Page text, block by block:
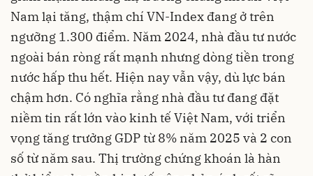
Nam lại tăng, thậm chí VN-Index đang ở trên
ngưỡng 1.300 điểm. Năm 2024, nhà đầu tư nước
ngoài bán ròng rất mạnh nhưng dòng tiền trong
nước hấp thu hết. Hiện nay vẫn vậy, dù lực bán
chậm hơn. Có nghĩa rằng nhà đầu tư đang đặt
niềm tin rất lớn vào kinh tế Việt Nam, với triển
vọng tăng trưởng GDP từ 8% năm 2025 và 2 con
số từ năm sau. Thị trường chứng khoán là hàn